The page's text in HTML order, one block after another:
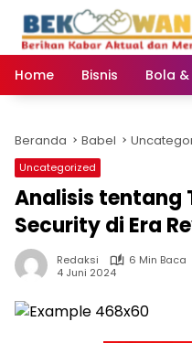
konten
Home
Bisnis Bola
Beranda Babel
Uncategorized
Analisis tentang
Security di Era
Redaksi
6 Min Baca
4 Juni 2024